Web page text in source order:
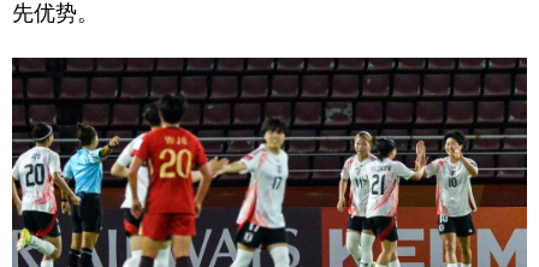
娱乐 时尚 悦读
公益 一带一路 亚太网 上市公司
文化产业
先优势。